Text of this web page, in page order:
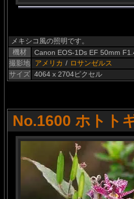
メキシコ風の照明です。
機材
Canon EOS-1Ds EF 50mm
撮影地
アメリカ / ロサンゼルス
サイズ 4064 x 2704ピクセル
No.1600 ホトト